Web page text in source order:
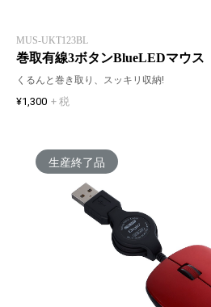
MUS-UKT123BL
巻取有線3ボタンBlueLEDマウ
くるんと巻き取り、スッキリ収納!
¥1,300 + 税
生産終了品